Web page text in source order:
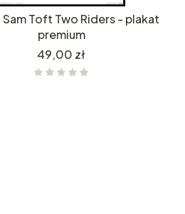
Sam Toft Two Riders - plakat
premium
Cena
49,00 zł